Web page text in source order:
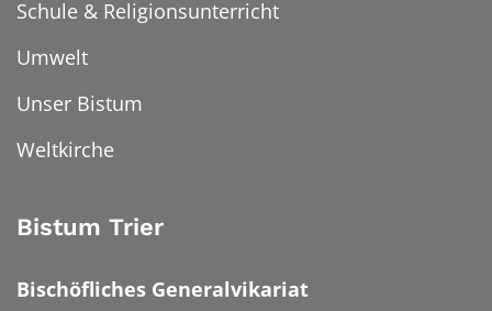
Schule & Religionsunterricht
Umwelt
Unser Bistum
Weltkirche
Bistum Trier
Bischöfliches Generalvikariat